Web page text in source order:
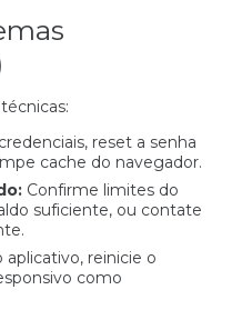
reset a senha
cache do navegador.
Confirme limites do
suficiente, ou contate
aplicativo, reinicie o
como